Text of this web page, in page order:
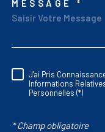
MESSAGE *
J'ai Pris
Informations
Personnelles (*)
* Champ obligatoire